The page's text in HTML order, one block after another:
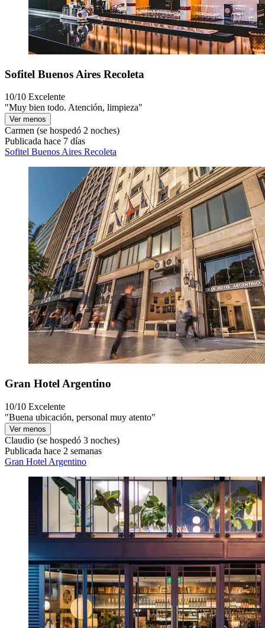
Sofitel Buenos Aires Recoleta
10/10 Excelente
"Muy bien todo. Atención, limpieza"
Ver menos
Carmen (se hospedó 2 noches)
Publicada hace 7 días
Sofitel Buenos Aires Recoleta
Gran Hotel Argentino
10/10 Excelente
"Buena ubicación, personal muy atento"
Ver menos
Claudio (se hospedó 3 noches)
Publicada hace 2 semanas
Gran Hotel Argentino